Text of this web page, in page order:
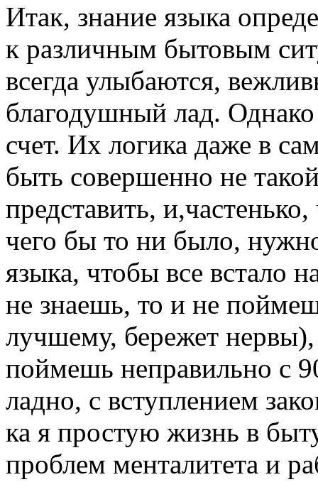
Итак, знание языка
к различным бытовым
всегда улыбаются,
благодушный лад. Однако
счет. Их логика даже в
быть совершенно не
представить,
чего бы то ни было,
языка, чтобы все встало
не знаешь, то и не
лучшему, бережет
поймешь неправильно с
ладно, с вступлением
ка я простую жизнь в
проблем менталитета и